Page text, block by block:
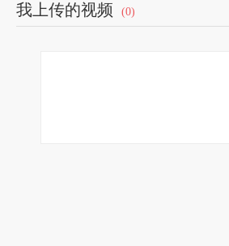
我上传的视频 (0)